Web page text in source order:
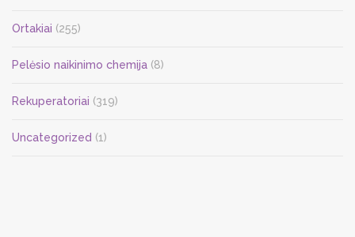
Ortakiai (255)
Pelėsio naikinimo chemija (8)
Rekuperatoriai (319)
Uncategorized (1)